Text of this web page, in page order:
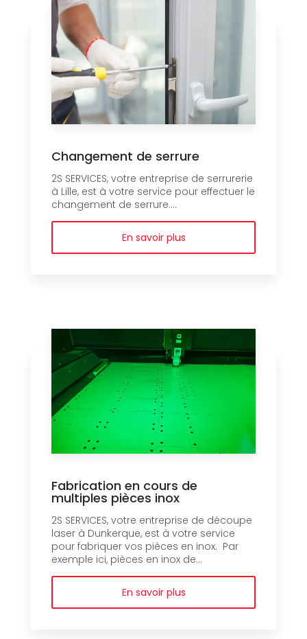
Changement de serrure
2S SERVICES, votre entreprise de serrurerie
à Lille, est à votre service pour effectuer le
changement de serrure....
En savoir plus
Fabrication en cours de
multiples pièces inox
2S SERVICES, votre entreprise de découpe
laser à Dunkerque, est à votre service
pour fabriquer vos pièces en inox. Par
exemple ici, pièces en inox de...
En savoir plus